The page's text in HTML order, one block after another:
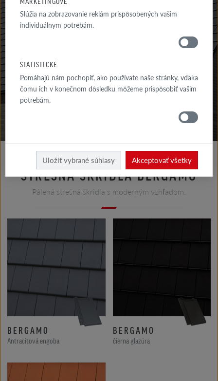
KDE
NAKÚPIŤ
STREŠNÁ ŠKRIDLA BERGAMO
Pálená strešná škridla s moderným vzhľadom.
BERGAMO
Antracitová engoba
BERGAMO
čierna glazúra
Slúžia na zobrazovanie reklám prispôsobených vašim
individuálnym potrebám.
ŠTATISTICKÉ
Pomáhajú nám pochopiť, ako používate naše stránky, vďaka
čomu ich v konečnom dôsledku môžeme prispôsobiť vašim
potrebám.
Uložiť vybrané súhlasy Akceptovať všetky